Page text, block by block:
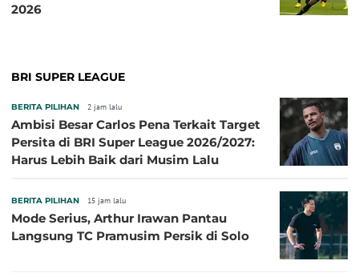
2026
BRI SUPER LEAGUE
BERITA PILIHAN 2 jam lalu
Ambisi Besar Carlos Pena Terkait Target
Persita di BRI Super League 2026/2027:
Harus Lebih Baik dari Musim Lalu
BERITA PILIHAN 15 jam lalu
Mode Serius, Arthur Irawan Pantau
Langsung TC Pramusim Persik di Solo